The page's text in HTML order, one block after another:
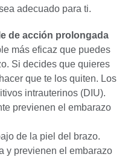
adecuado para ti.
de acción prolongada
más eficaz que puedes
Si decides que quieres
que te los quiten. Los
intrauterinos (DIU).
previenen el embarazo
de la piel del brazo.
y previenen el embarazo